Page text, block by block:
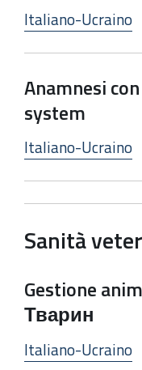
Italiano-Ucraino
Anamnesi
system
Italiano-Ucraino
Sanità
Gestione
Тварин
Italiano-Ucraino